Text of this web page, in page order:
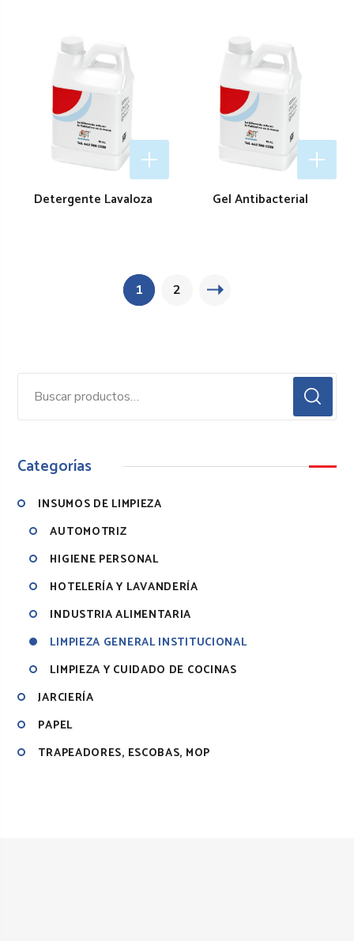
Detergente Lavaloza Gel Antibacterial
1 2
Categorías
INSUMOS DE LIMPIEZA
AUTOMOTRIZ
HIGIENE PERSONAL
HOTELERÍA Y LAVANDERÍA
INDUSTRIA ALIMENTARIA
LIMPIEZA GENERAL INSTITUCIONAL
LIMPIEZA Y CUIDADO DE COCINAS
JARCIERÍA
PAPEL
TRAPEADORES, ESCOBAS, MOP